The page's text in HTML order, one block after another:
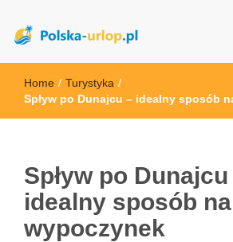
polska-urlop.pl
Home / Turystyka /
Spływ po Dunajcu – idealny sposób
Spływ po Dunajcu
idealny sposób na
wypoczynek